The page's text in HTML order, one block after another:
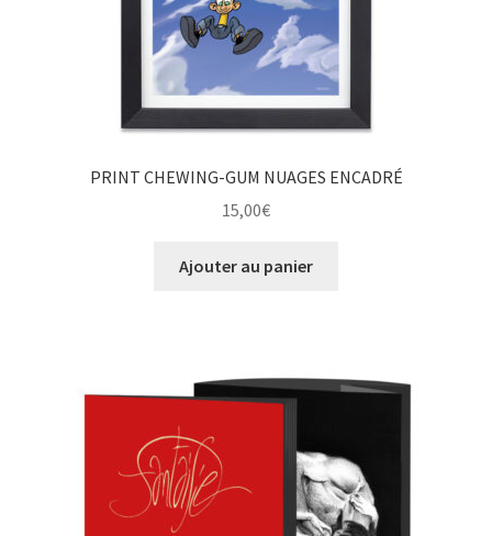
PRINT CHEWING-GUM NUAGES ENCADRÉ
15,00€
Ajouter au panier